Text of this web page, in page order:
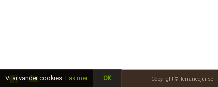
Copyright © Terrariedjur.se
Vi använder cookies. Läs mer OK